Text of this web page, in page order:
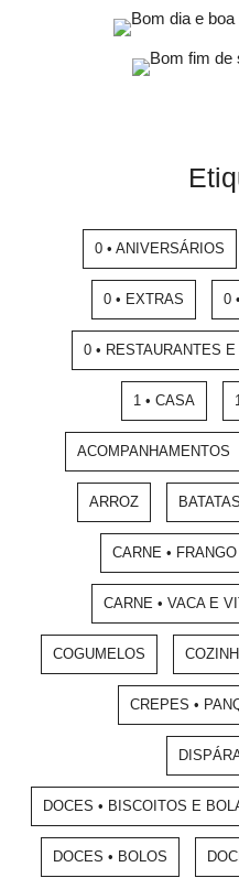
0 • ANIVERSÁRIOS
0 • EXTRAS 0
0 • RESTAURANTES
1 • CASA
ACOMPANHAMENTOS
ARROZ BATATAS
CARNE • FRANGO
CARNE • VACA E
COGUMELOS
CREPES •
DOCES • BISCOITOS E
DOCES • BOLOS